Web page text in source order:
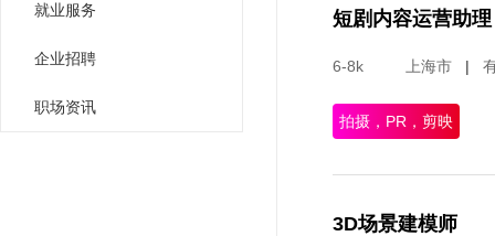
就业服务
企业招聘
职场资讯
短剧内容运营助理
6-8k 上海市 |
拍摄，PR，剪映
3D场景建模师